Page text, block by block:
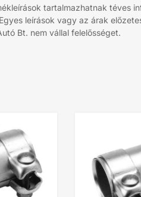
tartalmazhatnak téves
leírások vagy az árak
Bt. nem vállal felelősséget.